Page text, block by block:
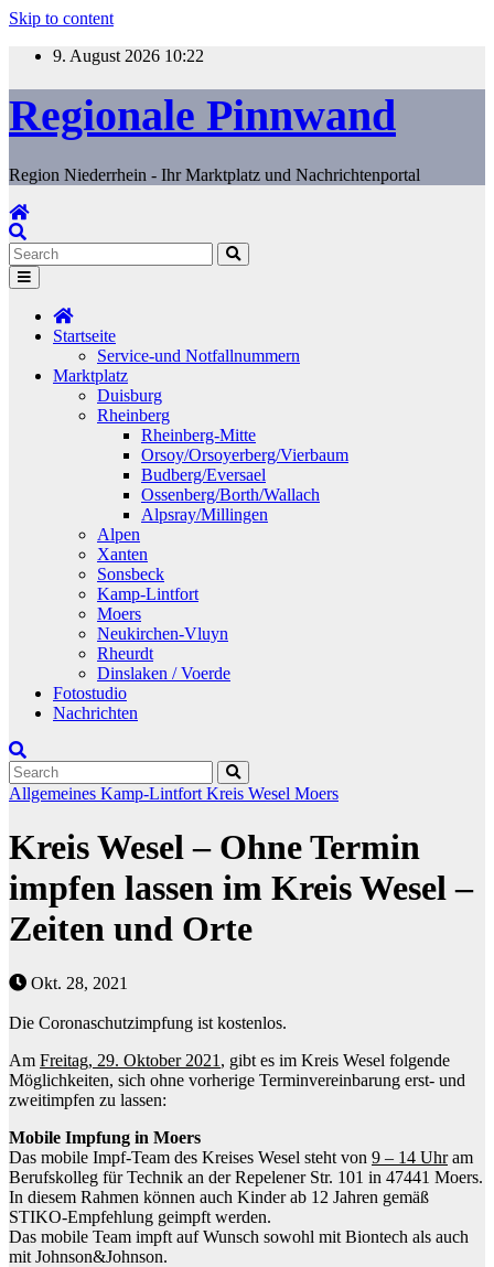
Skip to content
9. August 2026 10:22
Regionale Pinnwand
Region Niederrhein - Ihr Marktplatz und Nachrichtenportal
Startseite
Service-und Notfallnummern
Marktplatz
Duisburg
Rheinberg
Rheinberg-Mitte
Orsoy/Orsoyerberg/Vierbaum
Budberg/Eversael
Ossenberg/Borth/Wallach
Alpsray/Millingen
Alpen
Xanten
Sonsbeck
Kamp-Lintfort
Moers
Neukirchen-Vluyn
Rheurdt
Dinslaken / Voerde
Fotostudio
Nachrichten
Allgemeines Kamp-Lintfort Kreis Wesel Moers
Kreis Wesel – Ohne Termin
impfen lassen im Kreis Wesel –
Zeiten und Orte
Okt. 28, 2021
Die Coronaschutzimpfung ist kostenlos.
Am Freitag, 29. Oktober 2021 , gibt es im Kreis Wesel folgende
Möglichkeiten, sich ohne vorherige Terminvereinbarung erst- und
zweitimpfen zu lassen:
Mobile Impfung in Moers
Das mobile Impf-Team des Kreises Wesel steht von 9 – 14 Uhram
Berufskolleg für Technik an der Repelener Str. 101 in 47441 Moers.
In diesem Rahmen können auch Kinder ab 12 Jahren gemäß
STIKO-Empfehlung geimpft werden.
Das mobile Team impft auf Wunsch sowohl mit Biontech als auch
mit Johnson&Johnson.